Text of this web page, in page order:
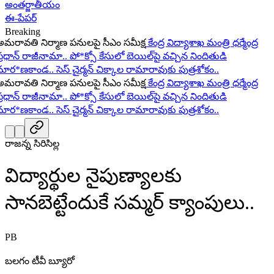
అంతర్జాతీయం
ఈ-పేపర్
Breaking
నిర్మాణ పనులపై సీఎం సమీక్ష కేంద్ర విద్యాశాఖ మంత్రి ధర్మేంద్ర
రాజీనామా.. పో*క్సో కేసులో బెయిల్‌పై వచ్చిన నిందితుడి
సెస్ చైర్మన్ చిక్కాల రామారావుకు పుత్రశోకం..
నిర్మాణ పనులపై సీఎం సమీక్ష కేంద్ర విద్యాశాఖ మంత్రి ధర్మేంద్ర
రాజీనామా.. పో*క్సో కేసులో బెయిల్‌పై వచ్చిన నిందితుడి
సెస్ చైర్మన్ చిక్కాల రామారావుకు పుత్రశోకం..
రాజన్న సిరిసిల్ల
విద్యార్థుల నైపుణ్యాలకు
సానబెట్టేందుకే సమ్మర్ క్యాంపులు..
PB
బలగం టీవీ బ్యూరో